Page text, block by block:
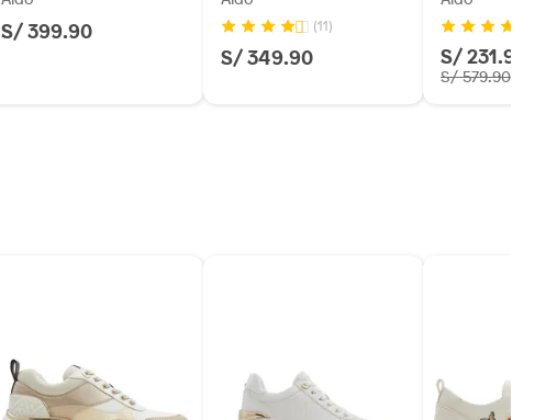
S/ 399.90 (11)
S/ 349.90 S/ 231.96
S/ 579.90